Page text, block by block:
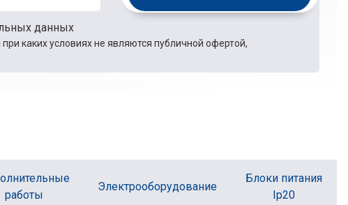
данных
каких условиях не являются публичной офертой,
работы
Электрооборудование
Блоки питания
Ip20